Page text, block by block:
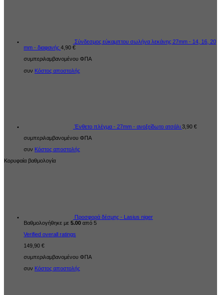
Σύνδεσμος εύκαμπτου σωλήνα λεκάνης 27mm - 14, 16, 20
mm - διαφανής 4,90 €
συμπεριλαμβανομένου ΦΠΑ
συν Κόστος αποστολής
Ένθετο πλέγμα - 27mm - ανοξείδωτο ατσάλι 3,90 €
συμπεριλαμβανομένου ΦΠΑ
συν Κόστος αποστολής
Κορυφαία βαθμολογία
Προσφορά δέσμης - Lasius niger
Βαθμολογήθηκε με 5.00 από 5
Verified overall ratings
149,90 €
συμπεριλαμβανομένου ΦΠΑ
συν Κόστος αποστολής